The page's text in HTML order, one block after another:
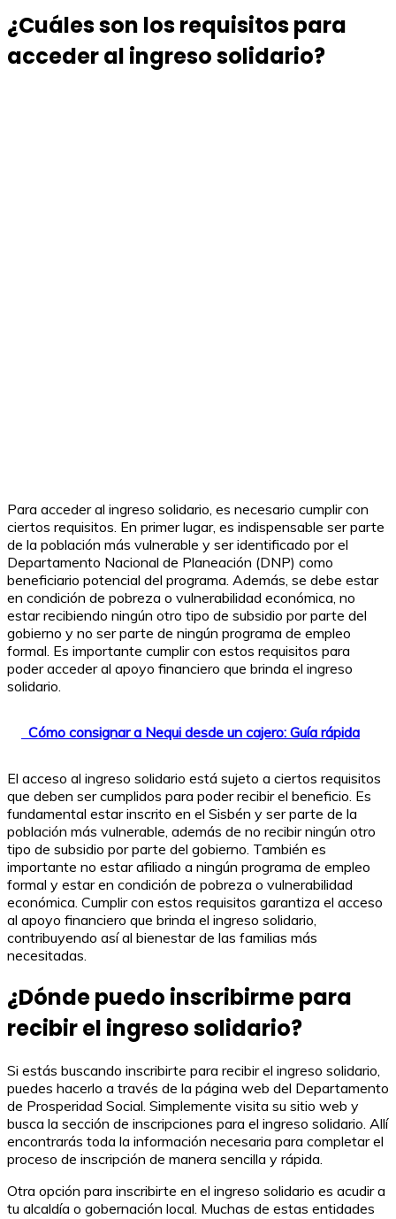
¿Cuáles son los requisitos para
acceder al ingreso solidario?
Para acceder al ingreso solidario, es necesario cumplir con
ciertos requisitos. En primer lugar, es indispensable ser parte
de la población más vulnerable y ser identificado por el
Departamento Nacional de Planeación (DNP) como
beneficiario potencial del programa. Además, se debe estar
en condición de pobreza o vulnerabilidad económica, no
estar recibiendo ningún otro tipo de subsidio por parte del
gobierno y no ser parte de ningún programa de empleo
formal. Es importante cumplir con estos requisitos para
poder acceder al apoyo financiero que brinda el ingreso
solidario.
Cómo consignar a Nequi desde un cajero: Guía rápida
El acceso al ingreso solidario está sujeto a ciertos requisitos
que deben ser cumplidos para poder recibir el beneficio. Es
fundamental estar inscrito en el Sisbén y ser parte de la
población más vulnerable, además de no recibir ningún otro
tipo de subsidio por parte del gobierno. También es
importante no estar afiliado a ningún programa de empleo
formal y estar en condición de pobreza o vulnerabilidad
económica. Cumplir con estos requisitos garantiza el acceso
al apoyo financiero que brinda el ingreso solidario,
contribuyendo así al bienestar de las familias más
necesitadas.
¿Dónde puedo inscribirme para
recibir el ingreso solidario?
Si estás buscando inscribirte para recibir el ingreso solidario,
puedes hacerlo a través de la página web del Departamento
de Prosperidad Social. Simplemente visita su sitio web y
busca la sección de inscripciones para el ingreso solidario. Allí
encontrarás toda la información necesaria para completar el
proceso de inscripción de manera sencilla y rápida.
Otra opción para inscribirte en el ingreso solidario es acudir a
tu alcaldía o gobernación local. Muchas de estas entidades